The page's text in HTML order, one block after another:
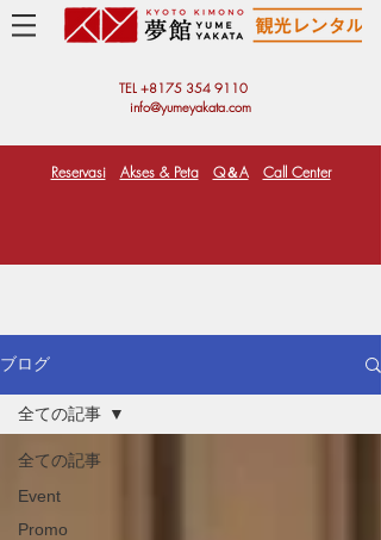
TEL +8175 354 9110
info@yumeyakata.com
Reservasi Akses & Peta Q＆A Call Center
ブログ
全ての記事
Event
Promo
全ての記事